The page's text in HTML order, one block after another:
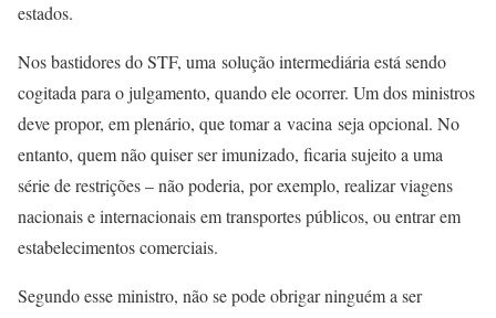
estados.
Nos bastidores do STF, uma solução intermediária está sendo
cogitada para o julgamento, quando ele ocorrer. Um dos ministros
deve propor, em plenário, que tomar a vacina seja opcional. No
entanto, quem não quiser ser imunizado, ficaria sujeito a uma
série de restrições – não poderia, por exemplo, realizar viagens
nacionais e internacionais em transportes públicos, ou entrar em
estabelecimentos comerciais.
Segundo esse ministro, não se pode obrigar ninguém a ser